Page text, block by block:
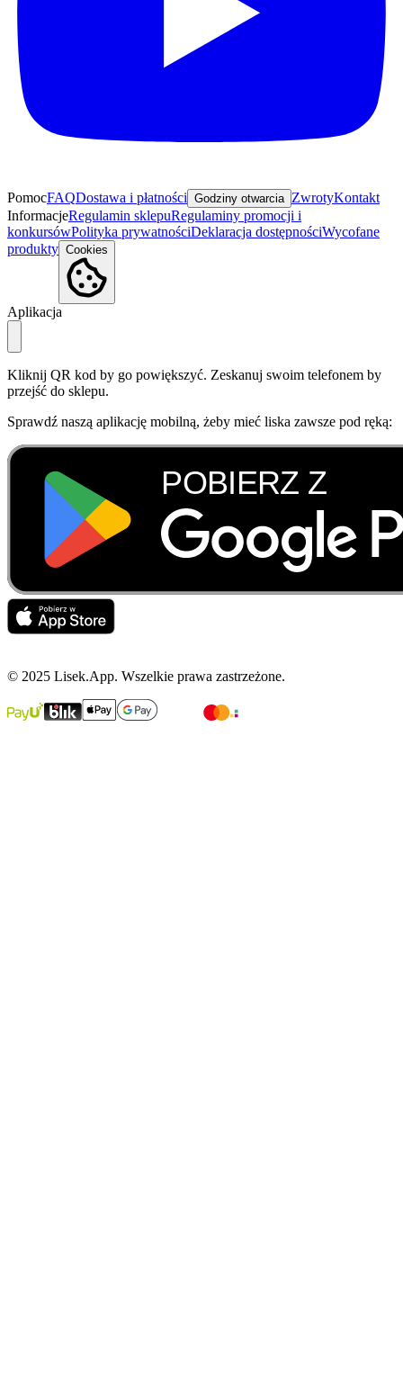
PomocFAQDostawa i płatności Godziny otwarcia ZwrotyKontakt
InformacjeRegulamin sklepuRegulaminy promocji i
konkursówPolityka prywatnościDeklaracja dostępnościWycofane
produkty Cookies
Aplikacja
Kliknij QR kod by go powiększyć. Zeskanuj swoim telefonem by
przejść do sklepu.
Sprawdź naszą aplikację mobilną, żeby mieć liska zawsze pod ręką:
© 2025 Lisek.App. Wszelkie prawa zastrzeżone.